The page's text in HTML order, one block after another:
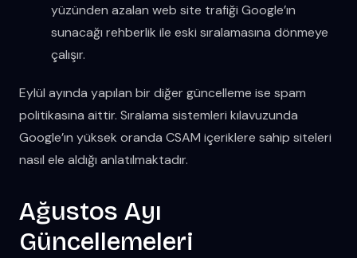
yüzünden azalan web site trafiği Google’ın
sunacağı rehberlik ile eski sıralamasına dönmeye
çalışır.
Eylül ayında yapılan bir diğer güncelleme ise spam
politikasına aittir. Sıralama sistemleri kılavuzunda
Google’ın yüksek oranda CSAM içeriklere sahip siteleri
nasıl ele aldığı anlatılmaktadır.
Ağustos Ayı
Güncellemeleri